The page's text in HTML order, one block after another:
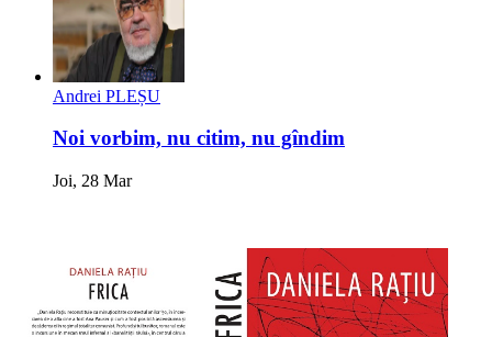
Andrei PLEȘU
Noi vorbim, nu citim, nu gîndim
Joi, 28 Mar